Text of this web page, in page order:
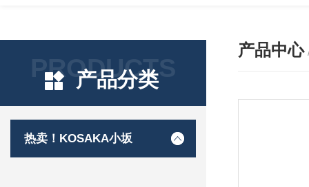
PRODUCTS
产品分类
热卖！KOSAKA小坂
产品中心